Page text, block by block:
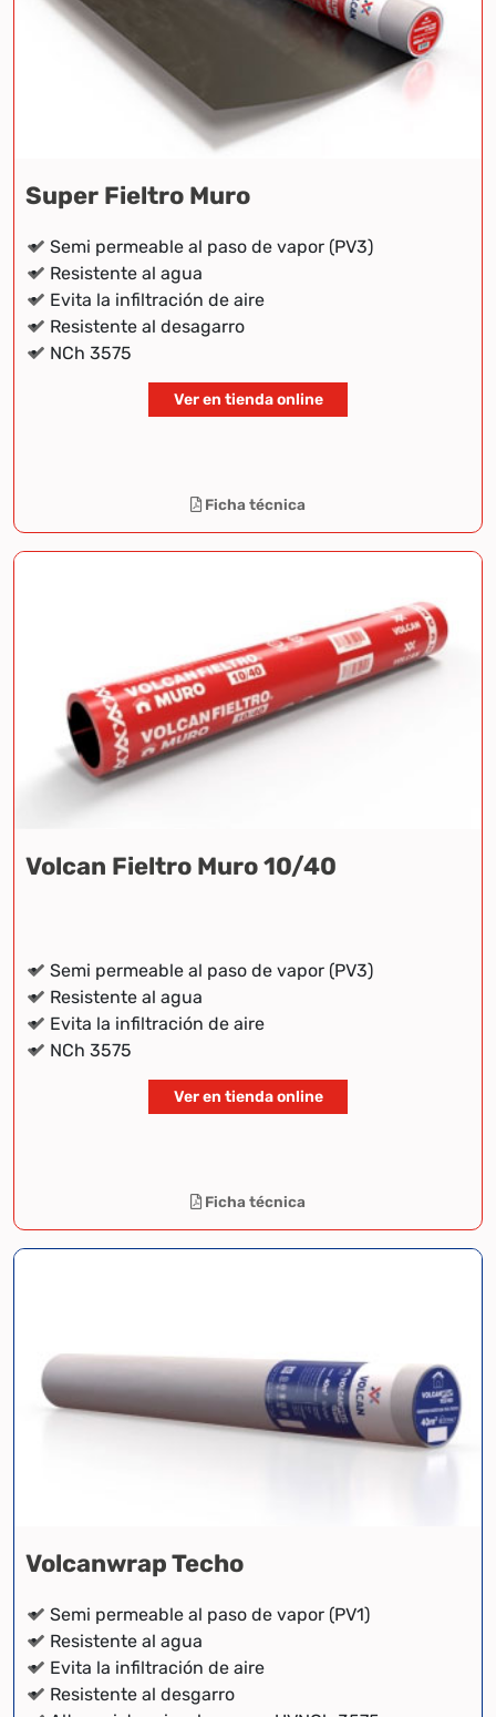
Super Fieltro Muro
Semi permeable al paso de vapor (PV3)
Resistente al agua
Evita la infiltración de aire
Resistente al desagarro
NCh 3575
Ver en tienda online
Ficha técnica
Volcan Fieltro Muro 10/40
Semi permeable al paso de vapor (PV3)
Resistente al agua
Evita la infiltración de aire
NCh 3575
Ver en tienda online
Ficha técnica
Volcanwrap Techo
Semi permeable al paso de vapor (PV1)
Resistente al agua
Evita la infiltración de aire
Resistente al desgarro